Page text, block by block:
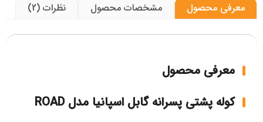
معرفی محصول مشخصات محصول نظرات (2)
معرفی محصول
کوله پشتی پسرانه گابل اسپانیا مدل ROAD